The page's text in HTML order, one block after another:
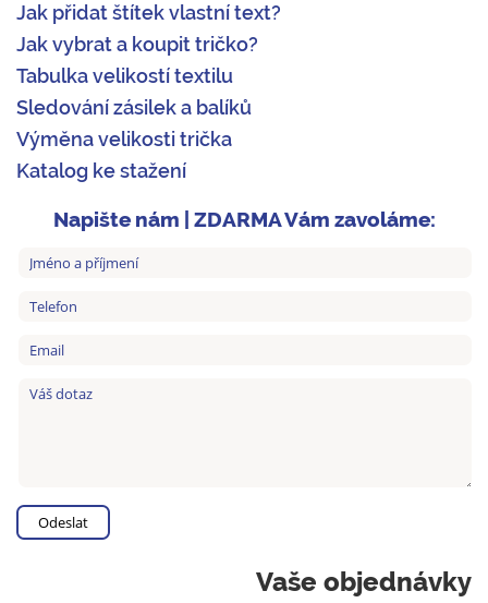
Jak přidat štítek vlastní text?
Jak vybrat a koupit tričko?
Tabulka velikostí textilu
Sledování zásilek a balíků
Výměna velikosti trička
Katalog ke stažení
Napište nám | ZDARMA Vám zavoláme:
Vaše objednávky